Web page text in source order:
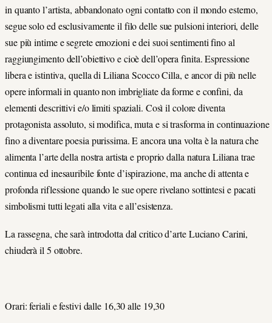
in quanto l’artista, abbandonato ogni contatto con il mondo esterno,
segue solo ed esclusivamente il filo delle sue pulsioni interiori, delle
sue più intime e segrete emozioni e dei suoi sentimenti fino al
raggiungimento dell’obiettivo e cioè dell’opera finita. Espressione
libera e istintiva, quella di Liliana Scocco Cilla, e ancor di più nelle
opere informali in quanto non imbrigliate da forme e confini, da
elementi descrittivi e/o limiti spaziali. Così il colore diventa
protagonista assoluto, si modifica, muta e si trasforma in continuazione
fino a diventare poesia purissima. E ancora una volta è la natura che
alimenta l’arte della nostra artista e proprio dalla natura Liliana trae
continua ed inesauribile fonte d’ispirazione, ma anche di attenta e
profonda riflessione quando le sue opere rivelano sottintesi e pacati
simbolismi tutti legati alla vita e all’esistenza.
La rassegna, che sarà introdotta dal critico d’arte Luciano Carini,
chiuderà il 5 ottobre.
Orari: feriali e festivi dalle 16,30 alle 19,30